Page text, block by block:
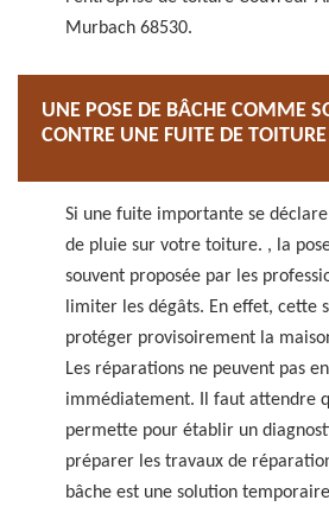
Murbach 68530.
UNE POSE DE BÂCHE COMME
CONTRE UNE FUITE DE TOITURE
Si une fuite importante se
de pluie sur votre toiture. , la
souvent proposée par les
limiter les dégâts. En effet, cette
protéger provisoirement la
Les réparations ne peuvent pas
immédiatement. Il faut attendre
permette pour établir un
préparer les travaux de
bâche est une solution